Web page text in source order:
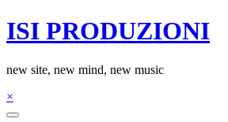
Salta
al
ISI PRODUZIONI
new site, new mind, new music
×